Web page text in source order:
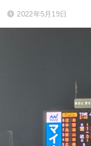
2022年5月19日